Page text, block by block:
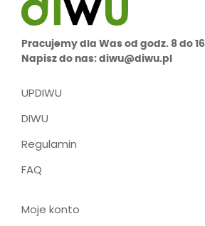
Pracujemy dla Was od godz. 8 do 16
Napisz do nas: diwu@diwu.pl
UPDIWU
DIWU
Regulamin
FAQ
Moje konto